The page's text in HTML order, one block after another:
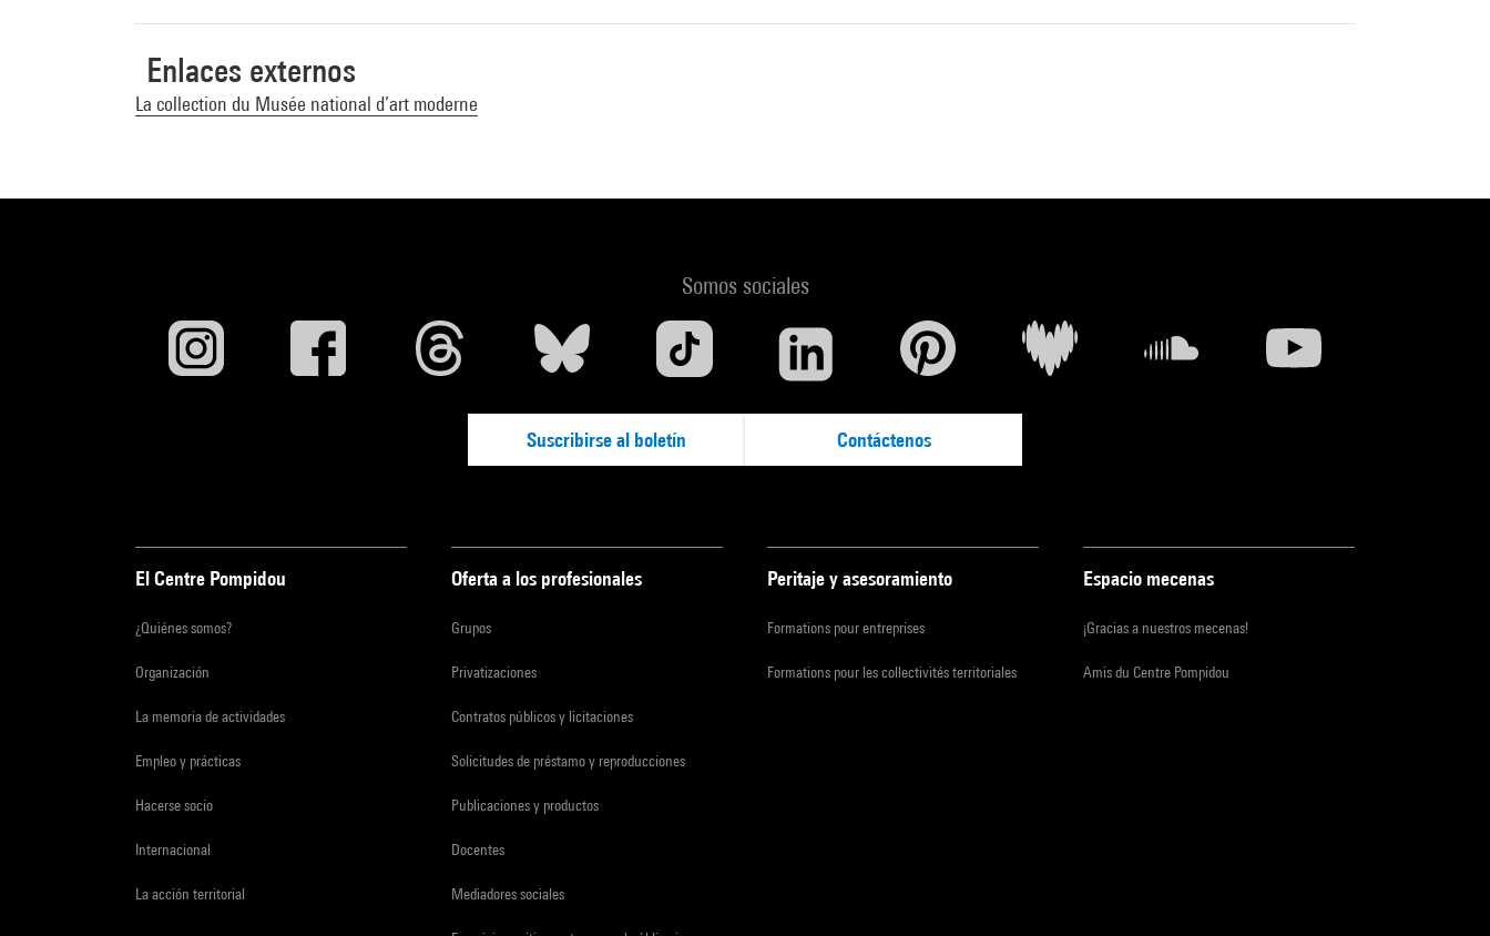
Enlaces externos
La collection du Musée national d’art moderne
Somos sociales
Suscribirse al boletín Contáctenos
El Centre Pompidou
¿Quiénes somos?
Organización
La memoria de actividades
Empleo y prácticas
Hacerse socio
Internacional
La acción territorial
Oferta a los profesionales
Grupos
Privatizaciones
Contratos públicos y licitaciones
Solicitudes de préstamo y reproducciones
Publicaciones y productos
Docentes
Mediadores sociales
Peritaje y asesoramiento
Formations pour entreprises
Formations pour les collectivités territoriales
Espacio mecenas
¡Gracias a nuestros mecenas!
Amis du Centre Pompidou